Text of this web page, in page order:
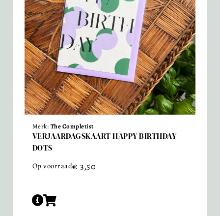
Merk: The Completist
VERJAARDAGSKAART HAPPY BIRTHDAY
DOTS
Op voorraad€ 3,50